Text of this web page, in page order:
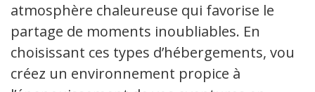
atmosphère chaleureuse qui favorise le
partage de moments inoubliables. En
choisissant ces types d’hébergements, vous
créez un environnement propice à